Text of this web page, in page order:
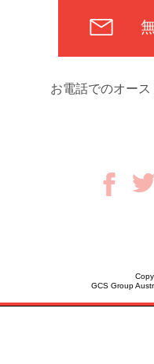
お電話でのオー
GCS Group